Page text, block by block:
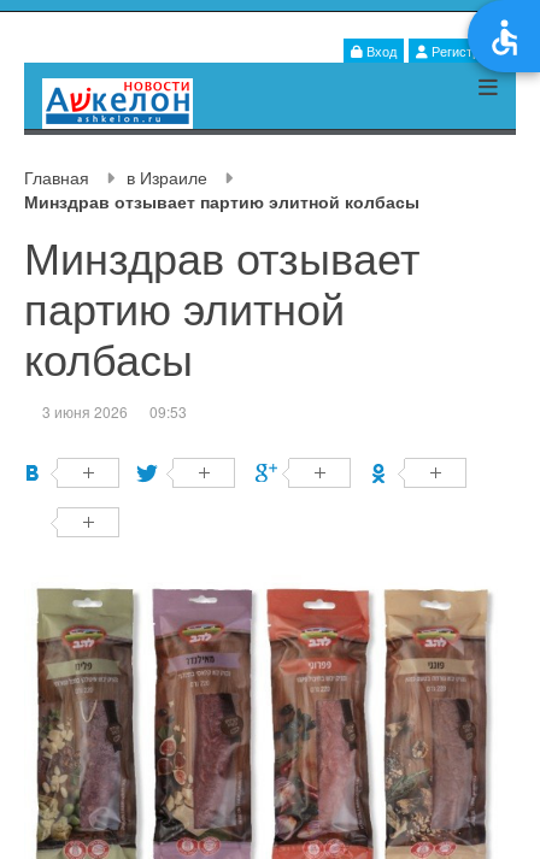
Вход Регистрация
Главная
в Израиле
Минздрав отзывает партию элитной колбасы
Минздрав отзывает
партию элитной
колбасы
3 июня 2026 09:53